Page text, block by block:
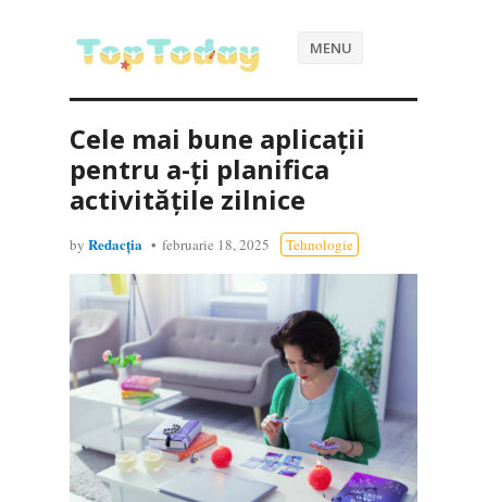
MENU
Cele mai bune aplicații
pentru a-ți planifica
activitățile zilnice
by Redacția februarie 18, 2025 Tehnologie